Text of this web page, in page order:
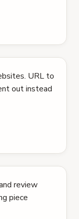
URL to
out instead
review
piece